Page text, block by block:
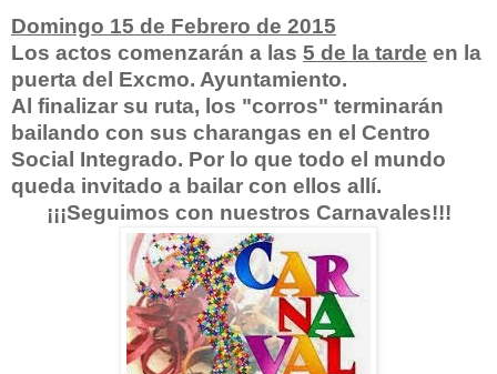
Domingo 15 de Febrero de 2015
Los actos comenzarán a las 5 de la tarde en la
puerta del Excmo. Ayuntamiento.
Al finalizar su ruta, los "corros" terminarán
bailando con sus charangas en el Centro
Social Integrado. Por lo que todo el mundo
queda invitado a bailar con ellos allí.
¡¡¡Seguimos con nuestros Carnavales!!!